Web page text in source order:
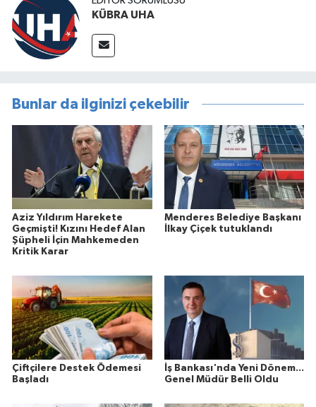
KÜBRA UHA
Bunlar da ilginizi çekebilir
Aziz Yıldırım Harekete
Geçmişti! Kızını Hedef Alan
Şüpheli İçin Mahkemeden
Kritik Karar
Menderes Belediye Başkanı
İlkay Çiçek tutuklandı
Çiftçilere Destek Ödemesi
Başladı
İş Bankası'nda Yeni Dönem...
Genel Müdür Belli Oldu